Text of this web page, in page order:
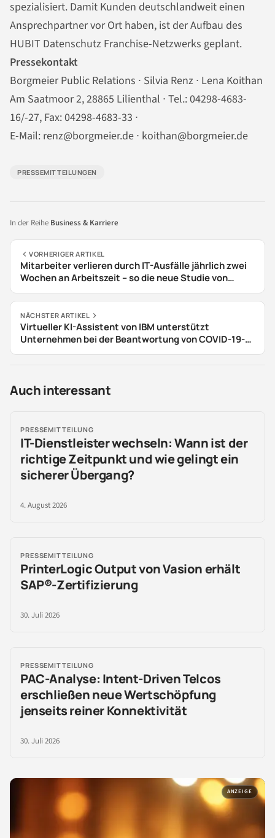
spezialisiert. Damit Kunden deutschlandweit einen
Ansprechpartner vor Ort haben, ist der Aufbau des
HUBIT Datenschutz Franchise-Netzwerks geplant.
Pressekontakt
Borgmeier Public Relations ∙ Silvia Renz ∙ Lena Koithan
Am Saatmoor 2, 28865 Lilienthal ∙ Tel.: 04298-4683-
16/-27, Fax: 04298-4683-33 ∙
E-Mail: renz@borgmeier.de ∙ koithan@borgmeier.de
PRESSEMITTEILUNGEN
In der Reihe Business & Karriere
VORHERIGER ARTIKEL
Mitarbeiter verlieren durch IT-Ausfälle jährlich zwei
Wochen an Arbeitszeit – so die neue Studie von
Nexthink
NÄCHSTER ARTIKEL
Virtueller KI-Assistent von IBM unterstützt
Unternehmen bei der Beantwortung von COVID-19-
Fragen
Auch interessant
PRESSEMITTEILUNG
IT-Dienstleister wechseln: Wann ist der
richtige Zeitpunkt und wie gelingt ein
sicherer Übergang?
4. August 2026
PRESSEMITTEILUNG
PrinterLogic Output von Vasion erhält
SAP®-Zertifizierung
30. Juli 2026
PRESSEMITTEILUNG
PAC-Analyse: Intent-Driven Telcos
erschließen neue Wertschöpfung
jenseits reiner Konnektivität
30. Juli 2026
ANZEIGE